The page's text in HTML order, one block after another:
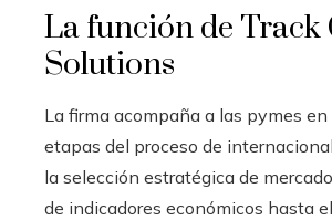
La función de Track
Solutions
La firma acompaña a las pymes en
etapas del proceso de
la selección estratégica de
de indicadores económicos hasta